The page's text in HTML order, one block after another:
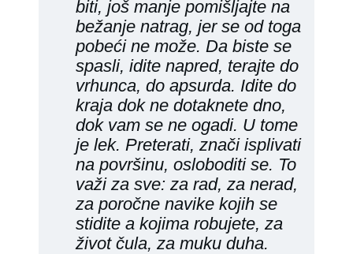
biti, još manje pomišljajte na
bežanje natrag, jer se od toga
pobeći ne može. Da biste se
spasli, idite napred, terajte do
vrhunca, do apsurda. Idite do
kraja dok ne dotaknete dno,
dok vam se ne ogadi. U tome
je lek. Preterati, znači isplivati
na površinu, osloboditi se. To
važi za sve: za rad, za nerad,
za poročne navike kojih se
stidite a kojima robujete, za
život čula, za muku duha.